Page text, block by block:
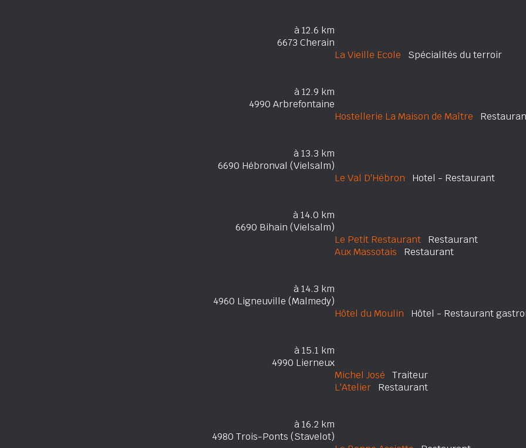
à 12.6 km
6673 Cherain
La Vieille Ecole Spécialités du terroir
à 12.9 km
4990 Arbrefontaine
Hostellerie La Maison de Maître
à 13.3 km
6690 Hébronval (Vielsalm)
Le Val D'Hébron Hotel - Restaurant
à 14.0 km
6690 Bihain (Vielsalm)
Le Petit Restaurant Restaurant
Aux Massotais Restaurant
à 14.3 km
4960 Ligneuville (Malmedy)
Hôtel du Moulin Hôtel - Restaurant
à 15.1 km
4990 Lierneux
Michel José Traiteur
L'Atelier Restaurant
à 16.2 km
4980 Trois-Ponts (Stavelot)